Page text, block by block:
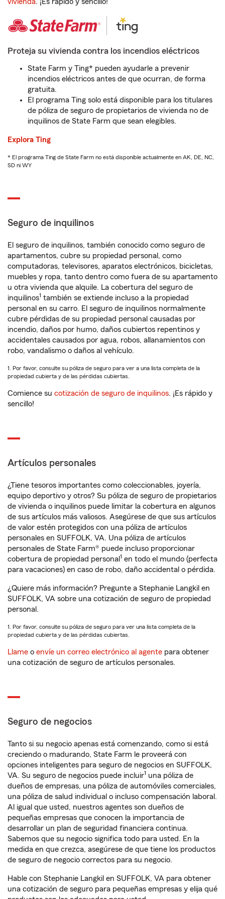
Proteja su vivienda contra los incendios eléctricos
State Farm y Ting* pueden ayudarle a prevenir
incendios eléctricos antes de que ocurran, de forma
gratuita.
El programa Ting solo está disponible para los titulares
de póliza de seguro de propietarios de vivienda no de
inquilinos de State Farm que sean elegibles.
Explora Ting
* El programa Ting de State Farm no está disponible actualmente en AK, DE, NC,
SD ni WY
Seguro de inquilinos
El seguro de inquilinos, también conocido como seguro de
apartamentos, cubre su propiedad personal, como
computadoras, televisores, aparatos electrónicos, bicicletas,
muebles y ropa, tanto dentro como fuera de su apartamento
u otra vivienda que alquile. La cobertura del seguro de
inquilinos1 también se extiende incluso a la propiedad
personal en su carro. El seguro de inquilinos normalmente
cubre pérdidas de su propiedad personal causadas por
incendio, daños por humo, daños cubiertos repentinos y
accidentales causados por agua, robos, allanamientos con
robo, vandalismo o daños al vehículo.
1. Por favor, consulte su póliza de seguro para ver a una lista completa de la
propiedad cubierta y de las pérdidas cubiertas.
Comience su cotización de seguro de inquilinos. ¡Es rápido y
sencillo!
Artículos personales
¿Tiene tesoros importantes como coleccionables, joyería,
equipo deportivo y otros? Su póliza de seguro de propietarios
de vivienda o inquilinos puede limitar la cobertura en algunos
de sus artículos más valiosos. Asegúrese de que sus artículos
de valor estén protegidos con una póliza de artículos
personales en SUFFOLK, VA. Una póliza de artículos
personales de State Farm® puede incluso proporcionar
cobertura de propiedad personal 1 en todo el mundo (perfecta
para vacaciones) en caso de robo, daño accidental o pérdida.
¿Quiere más información? Pregunte a Stephanie Langkil en
SUFFOLK, VA sobre una cotización de seguro de propiedad
personal.
1. Por favor, consulte su póliza de seguro para ver una lista completa de la
propiedad cubierta y de las pérdidas cubiertas.
Llame o envíe un correo electrónico al agente para obtener
una cotización de seguro de artículos personales.
Seguro de negocios
Tanto si su negocio apenas está comenzando, como si está
creciendo o madurando, State Farm le proveerá con
opciones inteligentes para seguro de negocios en SUFFOLK,
VA. Su seguro de negocios puede incluir1 una póliza de
dueños de empresas, una póliza de automóviles comerciales,
una póliza de salud individual o incluso compensación laboral.
Al igual que usted, nuestros agentes son dueños de
pequeñas empresas que conocen la importancia de
desarrollar un plan de seguridad financiera continua.
Sabemos que su negocio significa todo para usted. En la
medida en que crezca, asegúrese de que tiene los productos
de seguro de negocio correctos para su negocio.
Hable con Stephanie Langkil en SUFFOLK, VA para obtener
una cotización de seguro para pequeñas empresas y elija qué